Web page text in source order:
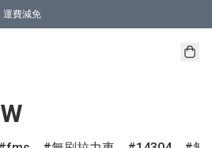
運費減免
USB充電器